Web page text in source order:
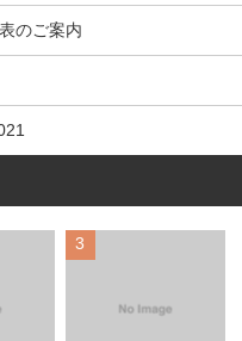
のご案内
3